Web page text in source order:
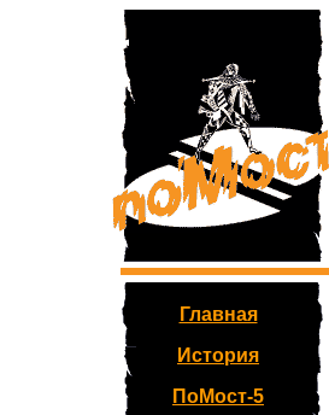
Главная
История
ПоМост-5